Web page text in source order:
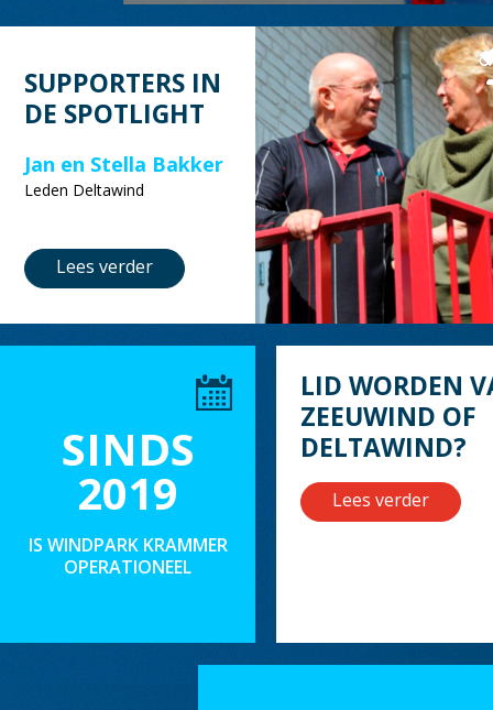
SUPPORTERS IN
DE SPOTLIGHT
Jan en Stella Bakker
Leden Deltawind
Lees verder
SINDS
2019
IS WINDPARK KRAMMER
OPERATIONEEL
LID WORDEN
ZEEUWIND OF
DELTAWIND?
Lees verder